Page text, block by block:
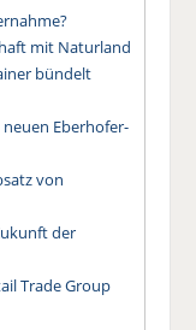
mit Naturland
bündelt
Eberhofer-
von
der
Trade Group